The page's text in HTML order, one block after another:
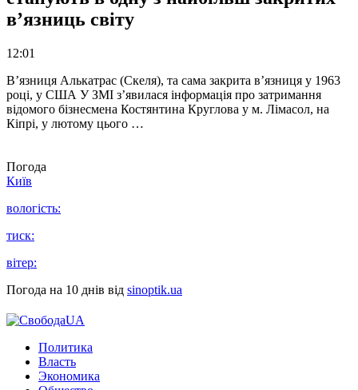
в’язниць світу
12:01
В’язниця Алькатрас (Скеля), та сама закрита в’язниця у 1963
році, у США У ЗМІ з’явилася інформація про затримання
відомого бізнесмена Костянтина Круглова у м. Лімасол, на
Кіпрі, у лютому цього …
Погода
Київ
вологість:
тиск:
вітер:
Погода на 10 днів від sinoptik.ua
Политика
Власть
Экономика